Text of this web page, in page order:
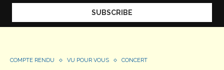
COMPTE RENDU VU POUR VOUS CONCERT